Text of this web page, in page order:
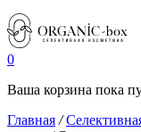
0
Ваша корзина пока
Главная /